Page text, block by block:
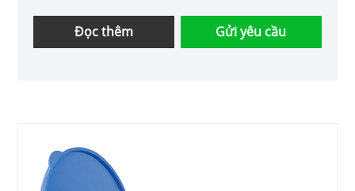
Đọc thêm
Gửi yêu cầu